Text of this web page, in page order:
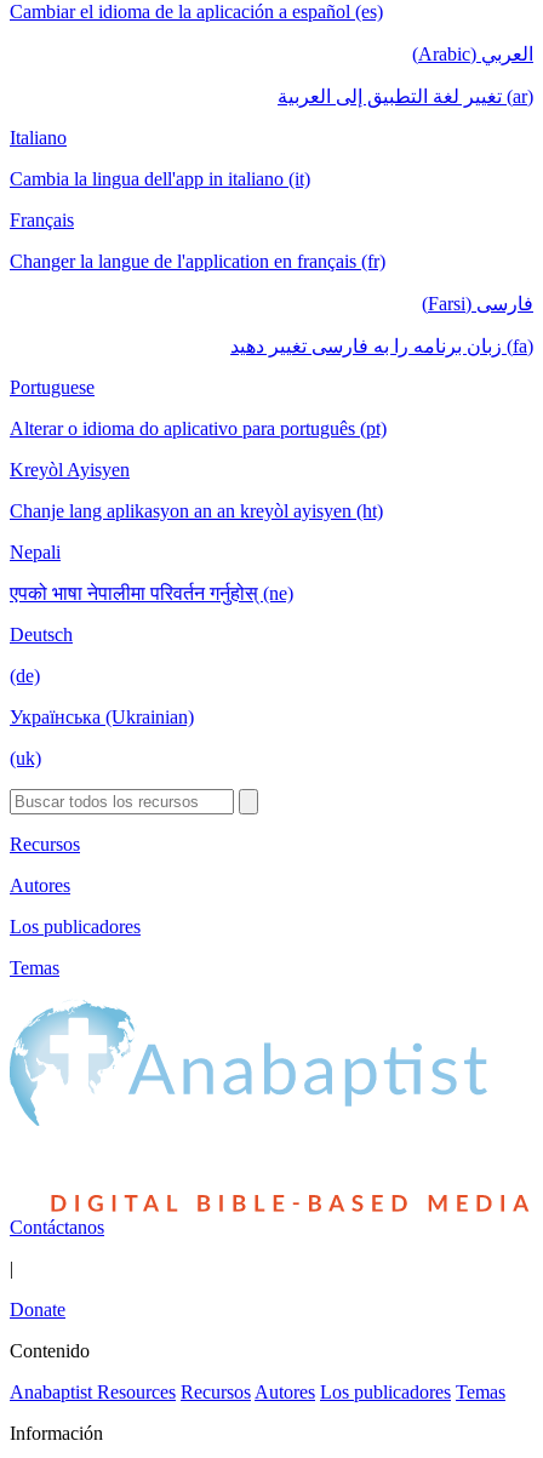
Cambiar el idioma de la aplicación a español (es)
العربي (Arabic)
(ar) تغيير لغة التطبيق إلى العربية
Italiano
Cambia la lingua dell'app in italiano (it)
Français
Changer la langue de l'application en français (fr)
فارسی (Farsi)
(fa) زبان برنامه را به فارسی تغییر دهید
Portuguese
Alterar o idioma do aplicativo para português (pt)
Kreyòl Ayisyen
Chanje lang aplikasyon an an kreyòl ayisyen (ht)
Nepali
एपको भाषा नेपालीमा परिवर्तन गर्नुहोस् (ne)
Deutsch
(de)
Українська (Ukrainian)
(uk)
Recursos
Autores
Los publicadores
Temas
Contáctanos
|
Donate
Contenido
Anabaptist Resources Recursos Autores Los publicadores Temas
Información